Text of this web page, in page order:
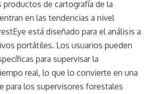
de cartografía de la
en las tendencias a nivel
está diseñado para el análisis a
portátiles. Los usuarios pueden
para supervisar la
real, lo que lo convierte en una
para los supervisores forestales